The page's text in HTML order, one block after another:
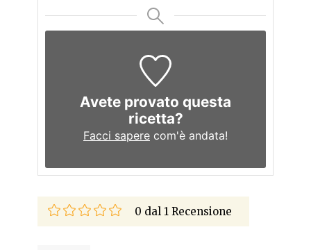
Avete provato questa
ricetta?
Facci sapere com'è andata!
0 dal 1 Recensione